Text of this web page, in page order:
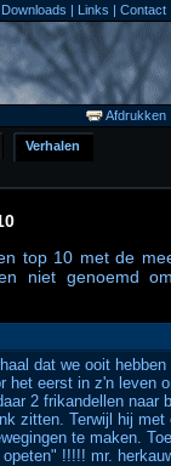
Downloads | Links | Contact
Afdrukken
Verhalen
top 10 met de
niet genoemd
dat we ooit
het eerst in z'n leven
2 frikandellen naar
zitten. Terwijl hij
te maken.
!!!!! mr.